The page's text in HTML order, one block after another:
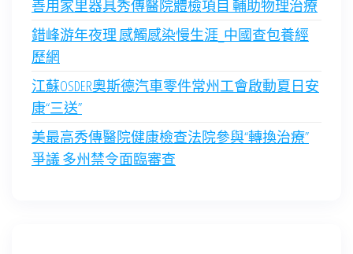
善用家里器具秀傳醫院體檢項目 輔助物理治療
錯峰游年夜理 感觸感染慢生涯_中國查包養經
歷網
江蘇OSDER奧斯德汽車零件常州工會啟動夏日安
康“三送”
美最高秀傳醫院健康檢查法院參與“轉換治療”
爭議 多州禁令面臨審查